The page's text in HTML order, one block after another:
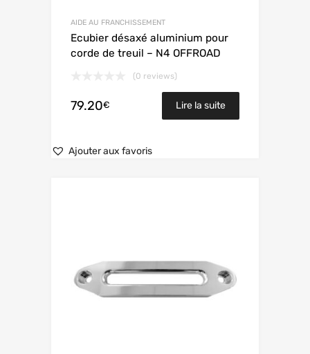
AIDE AU FRANCHISSEMENT
Ecubier désaxé aluminium pour
corde de treuil – N4 OFFROAD
(0 reviews)
79.20€ Lire la suite
Ajouter aux favoris